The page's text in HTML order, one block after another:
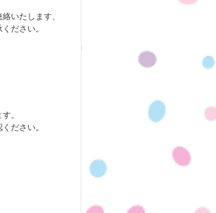
いたします、
ださい。
。
ださい。